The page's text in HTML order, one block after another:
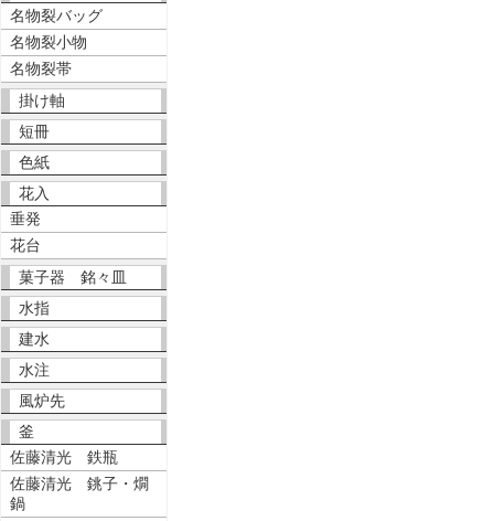
名物裂バッグ
名物裂小物
名物裂帯
掛け軸
短冊
色紙
花入
垂発
花台
菓子器 銘々皿
水指
建水
水注
風炉先
釜
佐藤清光 鉄瓶
佐藤清光 銚子・燗
鍋